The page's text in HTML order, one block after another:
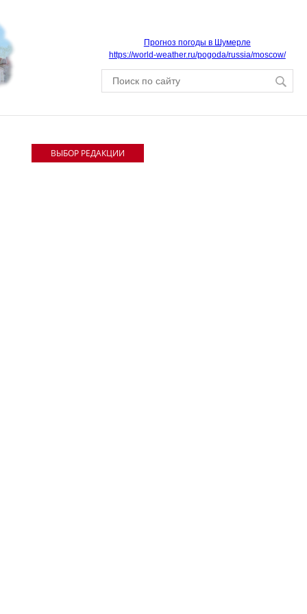
Прогноз погоды в Шумерле
https://world-weather.ru/pogoda/russia/moscow/
ВЫБОР РЕДАКЦИИ